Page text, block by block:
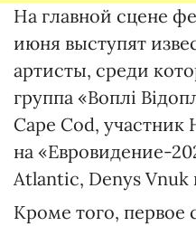
На главной сцене
июня выступят
артисты, среди
группа «Воплі
Cape Cod, участник
на «Евровидение-
Atlantic, Denys Vnuk
Кроме того, первое